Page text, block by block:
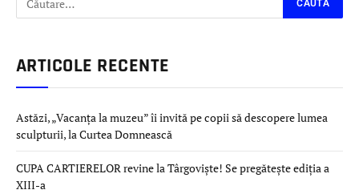
ARTICOLE RECENTE
Astăzi, „Vacanța la muzeu” îi invită pe copii să descopere lumea
sculpturii, la Curtea Domnească
CUPA CARTIERELOR revine la Târgoviște! Se pregătește ediția a
XIII-a